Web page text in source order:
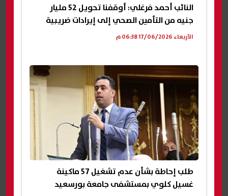
النائب أحمد فرغلي: أوقفنا تحويل 52 مليار
جنيه من التأمين الصحي إلى إيرادات ضريبية
الأربعاء 17/06/2026 06:38 م
طلب إحاطة بشأن عدم تشغيل 57 ماكينة
غسيل كلوي بمستشفى جامعة بورسعيد